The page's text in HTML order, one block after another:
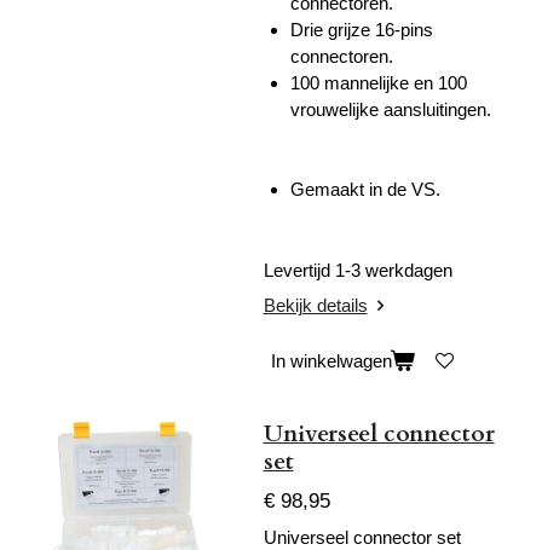
Drie grijze 16-pins
connectoren.
100 mannelijke en 100
vrouwelijke aansluitingen.
Gemaakt in de VS.
Levertijd 1-3 werkdagen
Bekijk details
In winkelwagen
Universeel connector
set
€ 98,95
Universeel connector set